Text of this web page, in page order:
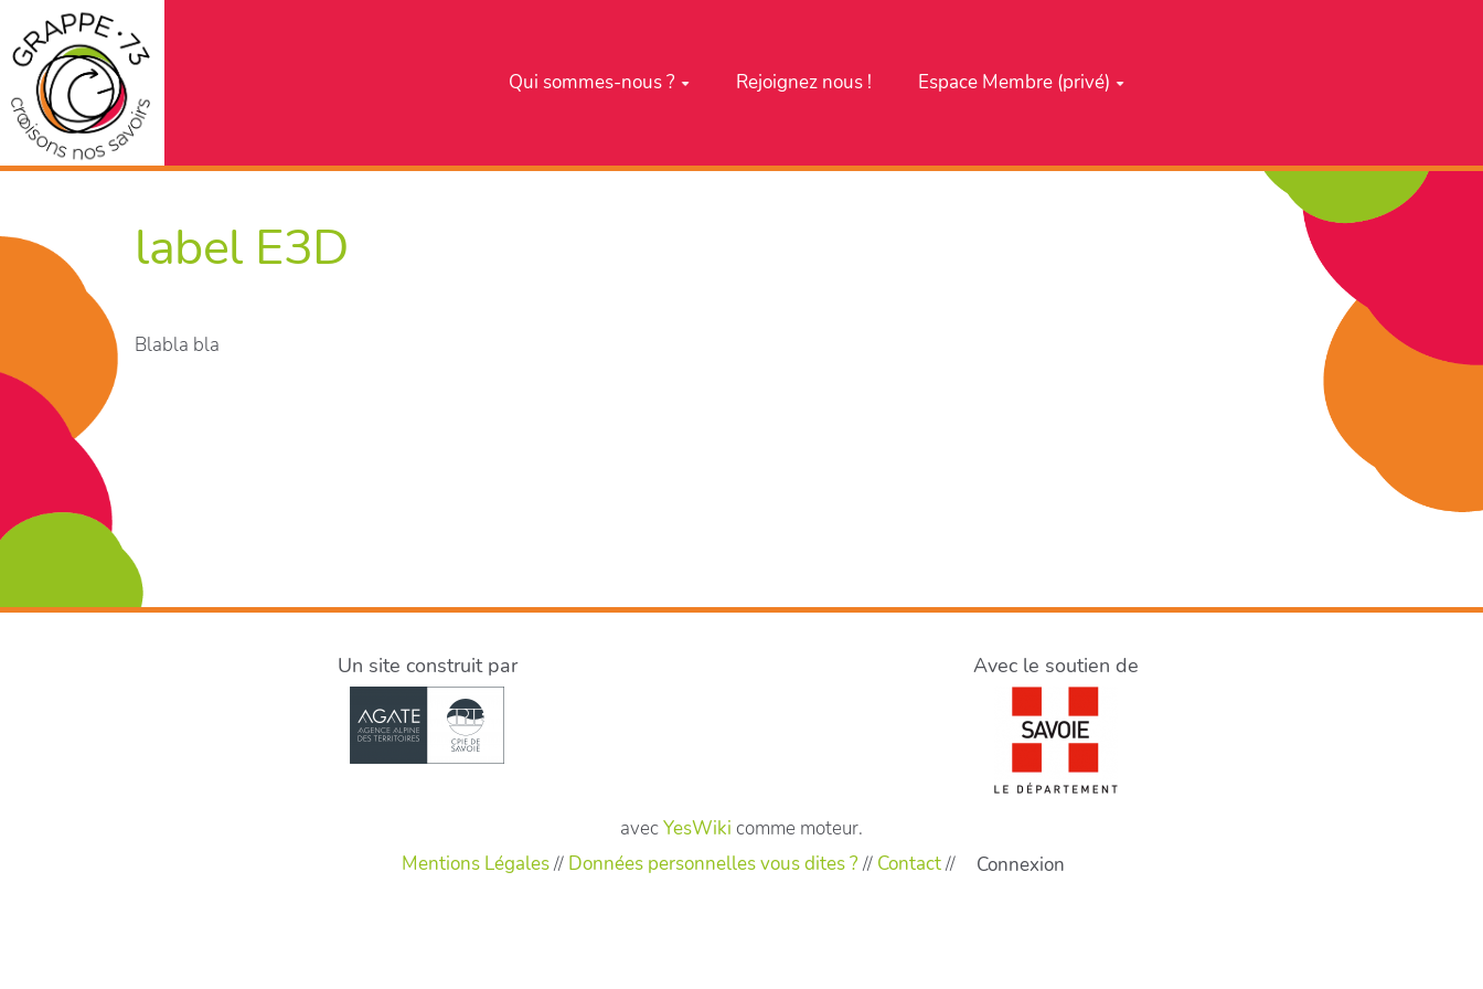
Qui sommes-nous ? Rejoignez nous ! Espace Membre (privé)
label E3D
Blabla bla
Un site construit par Avec le soutien de
avecYesWiki comme moteur.
Mentions Légales// Données personnelles vous dites ?// Contact// Connexion